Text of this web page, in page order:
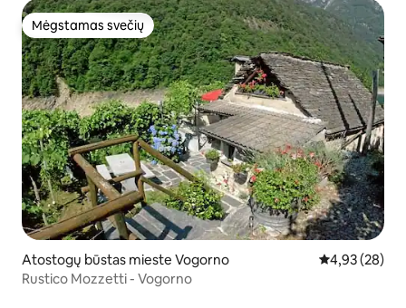
Mėgstamas svečių
Mėgstamas svečių
Atostogų būstas mieste Vogorno Vidutinis
4,93 (28)
Rustico Mozzetti - Vogorno